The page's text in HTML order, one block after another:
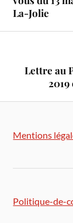
La-Jolie
Lettre au
Mentions
Politique-de-